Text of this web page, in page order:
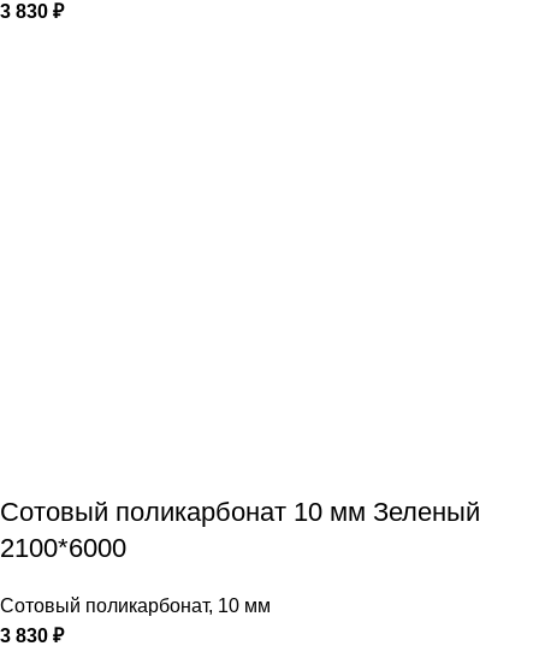
3 830 ₽
Сотовый поликарбонат 10 мм Зеленый
2100*6000
Сотовый поликарбонат, 10 мм
3 830 ₽